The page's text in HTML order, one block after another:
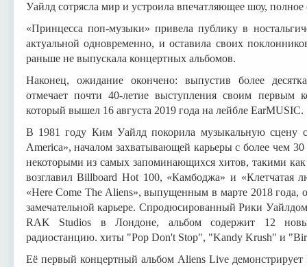
Уайлд сотрясла мир и устроила впечатляющее шоу, полное
«Принцесса поп-музыки» привела публику в
актуальной одновременно, и оставила своих
раньше не выпускала концертных альбомов.
Наконец, ожидание окончено: выпустив более
отмечает почти 40-летие выступления своим первым
который вышел 16 августа 2019 года на лейбле EarMUSIC.
В 1981 году Ким Уайлд покорила музыкальную сцену
America», началом захватывающей карьеры с более чем
некоторыми из самых запоминающихся хитов, такими
возглавил Billboard Hot 100, «Камбоджа» и «Клетчатая
«Here Come The Aliens», выпущенным в марте 2018 года,
замечательной карьере. Спродюсированный Рики
RAK Studios в Лондоне, альбом содержит 12
радиостанцию. хиты "Pop Don't Stop", "Kandy Krush" и
Её первый концертный альбом Aliens Live